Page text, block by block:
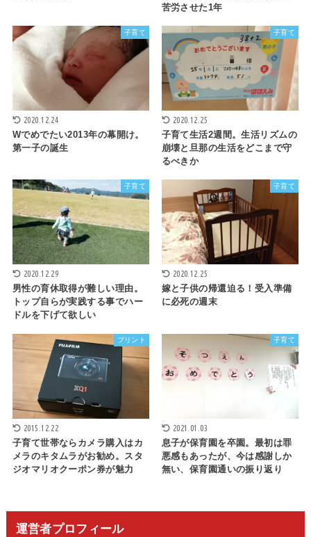
苦労させた1年
子育て
2020.12.24
Wでめでたい2013年の幕開け。
第一子の誕生
子育て
2020.12.25
子育て生活2週間。生活リズムの
崩壊と旦那の生活をどこまで守
るべきか
子育て
2020.12.29
男性の育休取得が難しい理由。
トップ自らが実践する事でハー
ドルを下げて欲しい
子育て
2020.12.25
嫁と子供の帰還迫る！受入準備
に必死の週末
プリント
2015.12.22
子育て世帯ならカメラ購入はカ
メラのキタムラがお勧め。スタ
ジオマリオクーポン券が魅力
子育て
2021.01.03
息子が保育園を卒園。最初は罪
悪感もあったが、今は感謝しか
無い、保育園通いの振り返り
運営者プロフィール